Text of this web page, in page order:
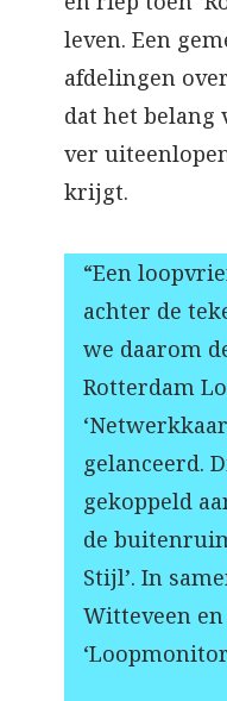
leven. Een
afdelingen
dat het belang
ver
krijgt.
“Een
achter de
we daarom
Rotterdam
gelanceerd.
gekoppeld
de
Stijl’. In
Witteveen en